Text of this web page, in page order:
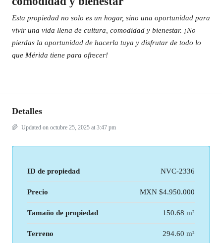
Esta propiedad no solo es un hogar, sino una oportunidad para
vivir una vida llena de cultura, comodidad y bienestar. ¡No
pierdas la oportunidad de hacerla tuya y disfrutar de todo lo
que Mérida tiene para ofrecer!
Detalles
Updated on octubre 25, 2025 at 3:47 pm
ID de propiedad NVC-2336
Precio MXN $4.950.000
Tamaño de propiedad 150.68 m²
Terreno 294.60 m²